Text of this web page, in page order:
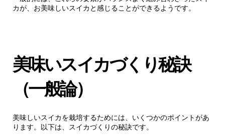
カが、お美味しいスイカと感じることができるようです。
美味いスイカづくり秘訣
（一般論）
美味しいスイカを栽培するためには、いくつかのポイントがあ
ります。以下は、スイカづくりの秘訣です。